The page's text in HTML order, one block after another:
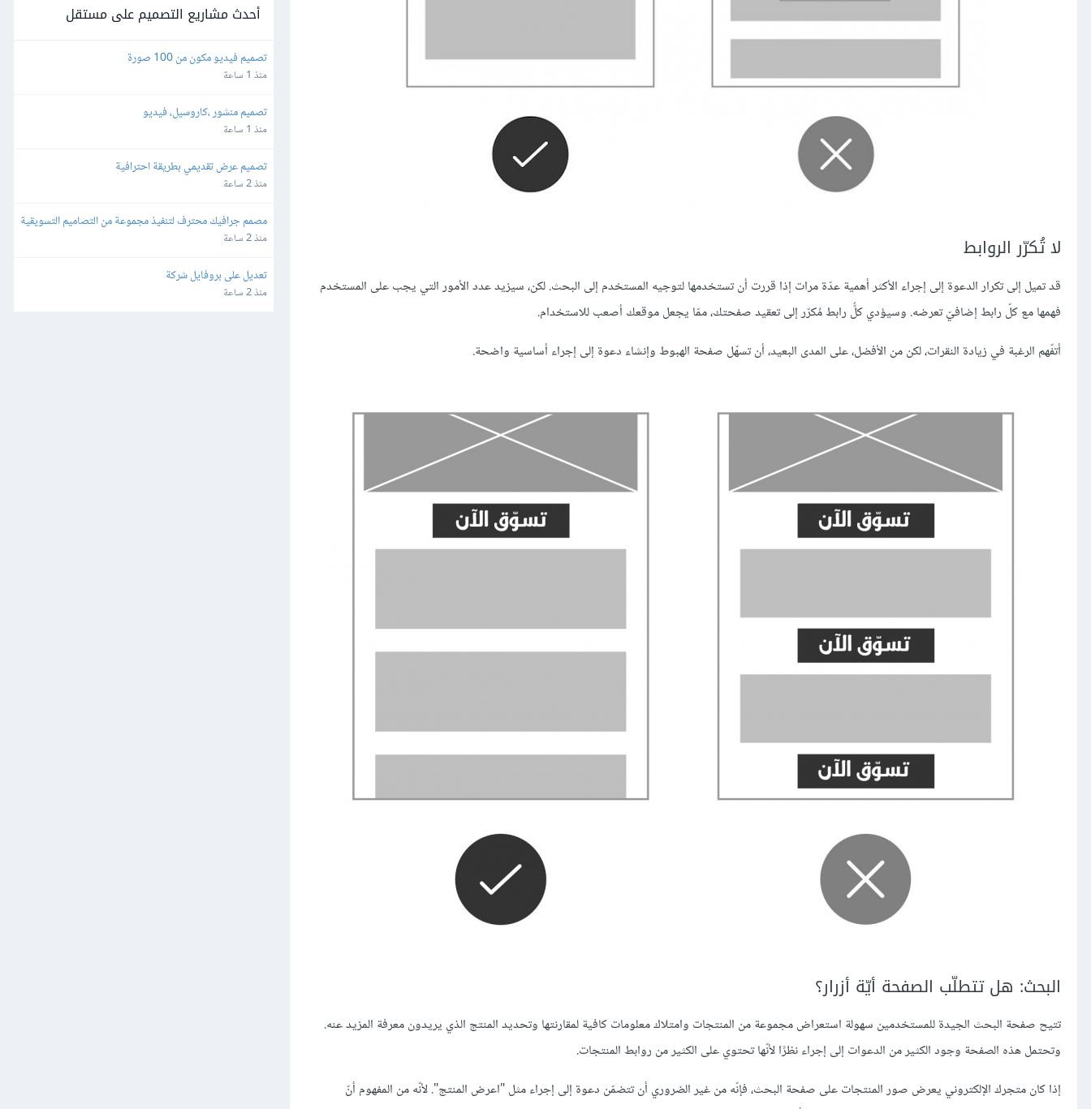
لا تُكرّر الروابط
قد تميل إلى تكرار الدعوة إلى إجراء الأكثر أهمية عدّة مرات إذا قررت أن تستخدمها لتوجيه المستخدم إلى البحث. لكن، سيزيد عدد الأمور التي يجب على المستخدم
فهمها مع كلّ رابط إضافيّ تعرضه. وسيؤدي كلُّ رابط مُكرّر إلى تعقيد صفحتك، ممّا يجعل موقعك أصعب للاستخدام.
أتفّهم الرغبة في زيادة النقرات، لكن من الأفضل، على المدى البعيد، أن تسهّل صفحة الهبوط وإنشاء دعوة إلى إجراء أساسية واضحة.
البحث: هل تتطلّب الصفحة أيّة أزرار؟
تتيح صفحة البحث الجيدة للمستخدمين سهولة استعراض مجموعة من المنتجات وامتلاك معلومات كافية لمقارنتها وتحديد المنتج الذي يريدون معرفة المزيد عنه.
وتحتمل هذه الصفحة وجود الكثير من الدعوات إلى إجراء نظرًا لأنّها تحتوي على الكثير من روابط المنتجات.
إذا كان متجرك الإلكتروني يعرض صور المنتجات على صفحة البحث، فإنّه من غير الضروري أن تتضمّن دعوة إلى إجراء مثل "اعرض المنتج". لأنّه من المفهوم أنّ
أحدث مشاريع التصميم على مستقل
تصميم فيديو مكون من 100 صورة
منذ 1 ساعة
تصميم منشور ،كاروسيل، فيديو
منذ 1 ساعة
تصميم عرض تقديمي بطريقة احترافية
منذ 2 ساعة
مصمم جرافيك محترف لتنفيذ مجموعة من التصاميم التسويقية
منذ 2 ساعة
تعديل على بروفايل شركة
منذ 2 ساعة